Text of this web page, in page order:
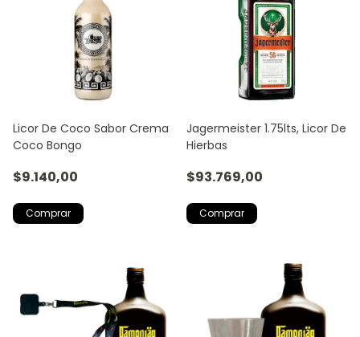
Licor De Coco Sabor Crema
Coco Bongo
$9.140,00
Jagermeister 1.75lts, Licor De
Hierbas
$93.769,00